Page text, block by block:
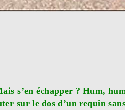
s’en échapper ? Hum,
sur le dos d’un requin